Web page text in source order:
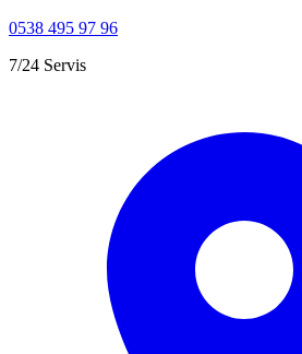
0538 495 97 96
7/24 Servis